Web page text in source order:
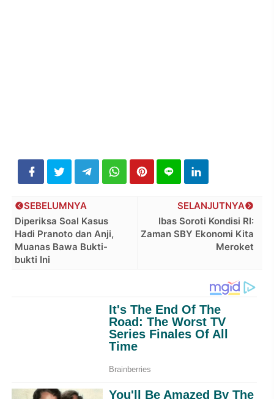
SELANJUTNYA
Ibas Soroti Kondisi RI:
Zaman SBY Ekonomi Kita
Meroket
SEBELUMNYA
Diperiksa Soal Kasus
Hadi Pranoto dan Anji,
Muanas Bawa Bukti-
bukti Ini